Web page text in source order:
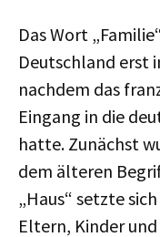
Das Wort
Deutschland erst
nachdem das
Eingang in die
hatte. Zunächst
dem älteren
„Haus“ setzte
Eltern, Kinder